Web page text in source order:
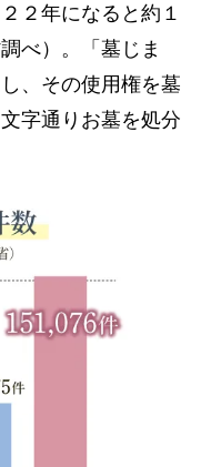
２年になると約１
べ）。「墓じま
、その使用権を墓
字通りお墓を処分